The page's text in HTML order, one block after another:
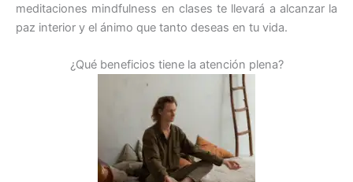
meditaciones mindfulness en clases te llevará a alcanzar la
paz interior y el ánimo que tanto deseas en tu vida.
¿Qué beneficios tiene la atención plena?